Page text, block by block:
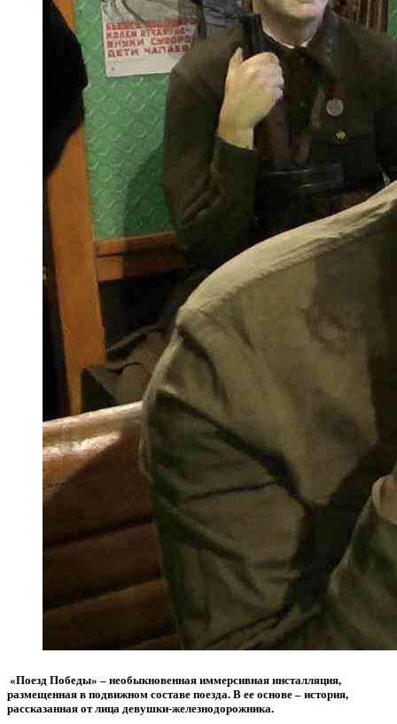
«Поезд Победы» – необыкновенная иммерсивная инсталляция,
размещенная в подвижном составе поезда. В ее основе – история,
рассказанная от лица девушки-железнодорожника.